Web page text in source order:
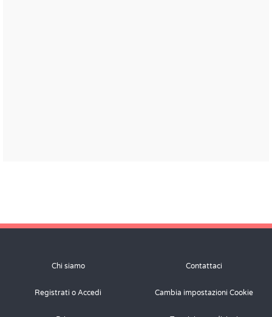
Chi siamo Contattaci
Registrati o Accedi Cambia impostazioni Cookie